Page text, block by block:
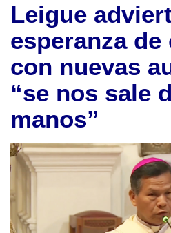
Leigue
esperanza de
con nuevas
“se nos sale
manos”